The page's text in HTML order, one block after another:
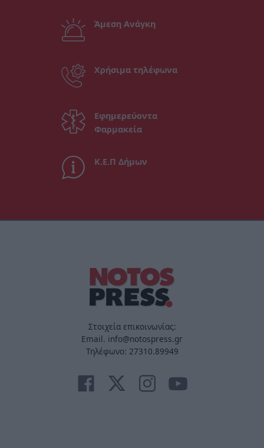
Άμεση Ανάγκη
Χρήσιμα τηλέφωνα
Εφημερεύοντα
Φαρμακεία
Κ.Ε.Π Δήμων
Στοιχεία επικοινωνίας:
Email. info@notospress.gr
Τηλέφωνο: 27310.89949